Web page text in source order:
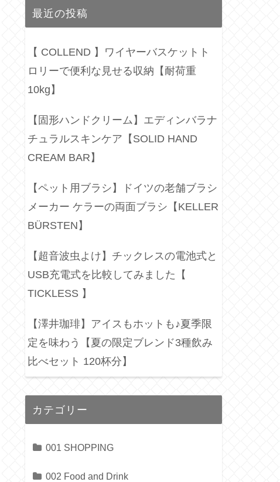
最近の投稿
【 COLLEND 】ワイヤーバスケットト
ロリーで便利な見せる収納【耐荷重
10kg】
【固形ハンドクリーム】エディンバラナ
チュラルスキンケア【SOLID HAND
CREAM BAR】
【ペット用ブラシ】ドイツの老舗ブラシ
メーカー ケラーの両面ブラシ【KELLER
BÜRSTEN】
【超音波虫よけ】チックレスの電池式と
USB充電式を比較してみました【
TICKLESS 】
【澤井珈琲】アイスもホットも♪夏季限
定を味わう【夏の限定ブレンド3種飲み
比べセット 120杯分】
カテゴリー
001 SHOPPING
002 Food and Drink